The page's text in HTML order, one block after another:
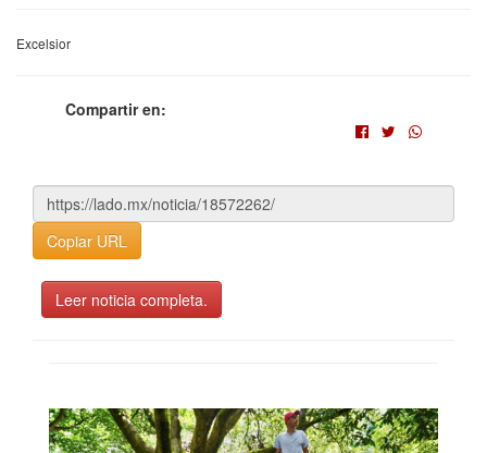
Excelsior
Compartir en:
Copiar URL
Leer noticia completa.